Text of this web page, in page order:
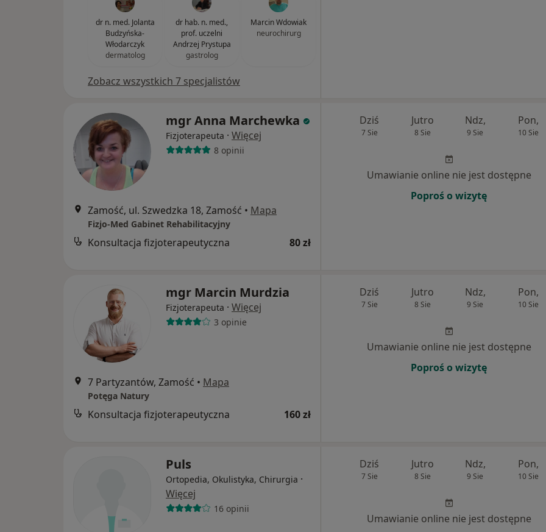
dr n. med. Jolanta
Budzyńska-
Włodarczyk
dermatolog
dr hab. n. med.,
prof. uczelni
Andrzej Prystupa
gastrolog
Marcin Wdowiak
neurochirurg
Zobacz wszystkich 7 specjalistów
mgr Anna Marchewka
Fizjoterapeuta · Więcej
8 opinii
Zamość, ul. Szwedzka 18, Zamość • Mapa
Fizjo-Med Gabinet Rehabilitacyjny
Konsultacja fizjoterapeutyczna 80 zł
Dziś
7 Sie
Jutro
8 Sie
Ndz,
9 Sie
Pon,
10 Sie
Umawianie online nie jest dostępne
Poproś o wizytę
mgr Marcin Murdzia
Fizjoterapeuta · Więcej
3 opinie
7 Partyzantów, Zamość • Mapa
Potęga Natury
Konsultacja fizjoterapeutyczna 160 zł
Dziś
7 Sie
Jutro
8 Sie
Ndz,
9 Sie
Pon,
10 Sie
Umawianie online nie jest dostępne
Poproś o wizytę
Puls
Ortopedia, Okulistyka, Chirurgia ·
Więcej
16 opinii
Dziś
7 Sie
Jutro
8 Sie
Ndz,
9 Sie
Pon,
10 Sie
Umawianie online nie jest dostępne